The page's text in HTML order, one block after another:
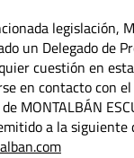
legislación,
un Delegado de
cuestión en
en contacto con
MONTALBÁN
a la siguiente